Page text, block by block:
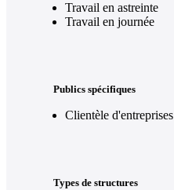
Travail en astreinte
Travail en journée
Publics spécifiques
Clientèle d'entreprises
Types de structures